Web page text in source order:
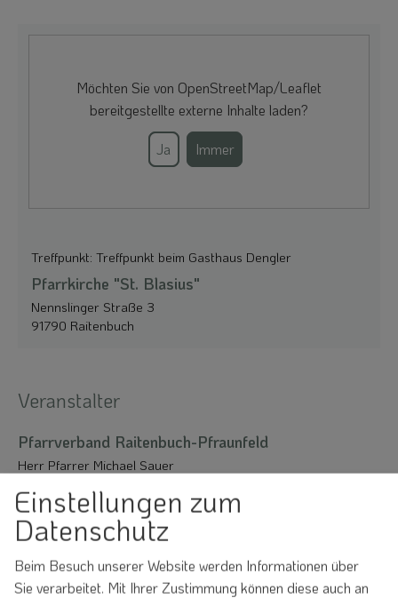
Möchten Sie von OpenStreetMap/Leaflet
bereitgestellte externe Inhalte laden?
Ja Immer
Treffpunkt: Treffpunkt beim Gasthaus Dengler
Pfarrkirche "St. Blasius"
Nennslinger Straße 3
91790 Raitenbuch
Veranstalter
Pfarrverband Raitenbuch-Pfraunfeld
Herr Pfarrer Michael Sauer
91790 Raitenbuch
09147 300
Einstellungen zum
Datenschutz
Beim Besuch unserer Website werden Informationen über
Sie verarbeitet. Mit Ihrer Zustimmung können diese auch an